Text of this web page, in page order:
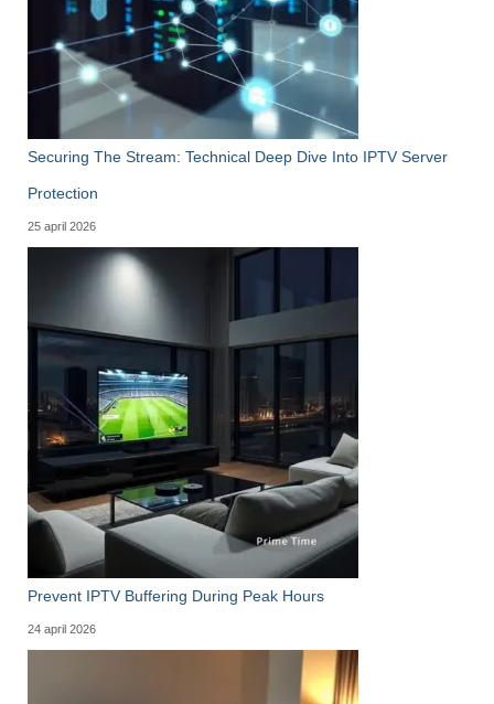
Securing The Stream: Technical Deep Dive Into IPTV Server
Protection
25 april 2026
Prevent IPTV Buffering During Peak Hours
24 april 2026